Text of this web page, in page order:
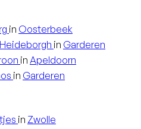
in Oosterbeek
in Garderen
in Apeldoorn
in Garderen
in Zwolle